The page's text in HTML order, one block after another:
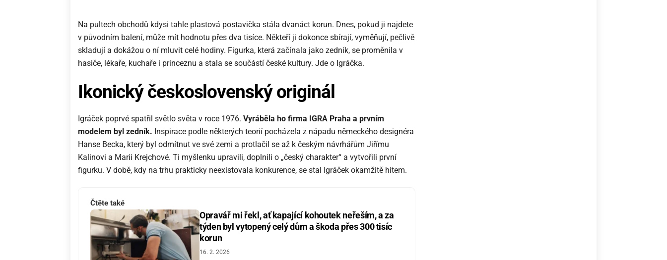
Na pultech obchodů kdysi tahle plastová postavička stála dvanáct korun. Dnes, pokud ji najdete
v původním balení, může mít hodnotu přes dva tisíce. Někteří ji dokonce sbírají, vyměňují, pečlivě
skladují a dokážou o ní mluvit celé hodiny. Figurka, která začínala jako zedník, se proměnila v
hasiče, lékaře, kuchaře i princeznu a stala se součástí české kultury. Jde o Igráčka.
Ikonický československý originál
Igráček poprvé spatřil světlo světa v roce 1976. Vyráběla ho firma IGRA Praha a prvním
modelem byl zedník. Inspirace podle některých teorií pocházela z nápadu německého designéra
Hanse Becka, který byl odmítnut ve své zemi a protlačil se až k českým návrhářům Jiřímu
Kalinovi a Marii Krejchové. Ti myšlenku upravili, doplnili o „český charakter“ a vytvořili první
figurku. V době, kdy na trhu prakticky neexistovala konkurence, se stal Igráček okamžitě hitem.
Čtěte také
Opravář mi řekl, ať kapající kohoutek neřeším, a za
týden byl vytopený celý dům a škoda přes 300 tisíc
korun
16. 2. 2026